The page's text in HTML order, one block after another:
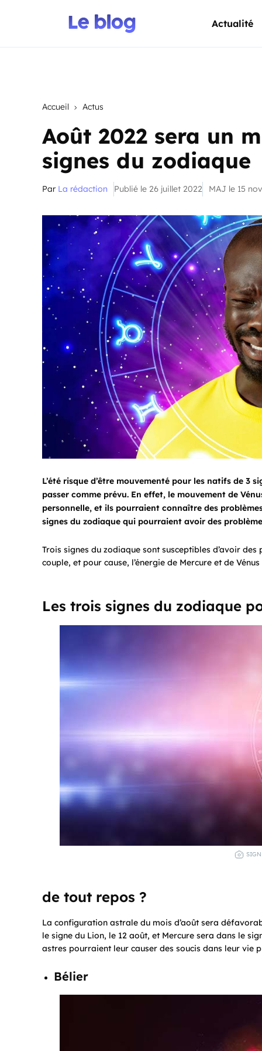
Actualité
Accueil Actus
Août 2022 sera un
signes du zodiaque
Par La rédaction Publié le 26 juillet 2022 MAJ le 15
L’été risque d’être mouvementé pour les natifs de 3
passer comme prévu. En effet, le mouvement de
personnelle, et ils pourraient connaître des
signes du zodiaque qui pourraient avoir des
Trois signes du zodiaque sont susceptibles d’avoir
couple, et pour cause, l’énergie de Mercure et de
Les trois signes du zodiaque
de tout repos ?
La configuration astrale du mois d’août sera
le signe du Lion, le 12 août, et Mercure sera dans le
astres pourraient leur causer des soucis dans leur vie
Bélier